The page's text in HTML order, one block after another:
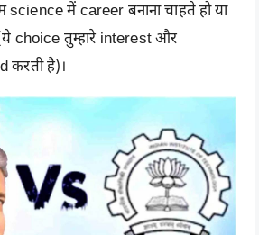
science में career बनाना चाहते हो या
choice तुम्हारे interest और
करती है)।